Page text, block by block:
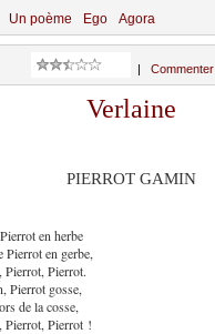
Un poème Ego Agora
Commenter
Verlaine
PIERROT GAMIN
en herbe
Pierrot en gerbe,
Pierrot, Pierrot.
Pierrot gosse,
de la cosse,
Pierrot, Pierrot !